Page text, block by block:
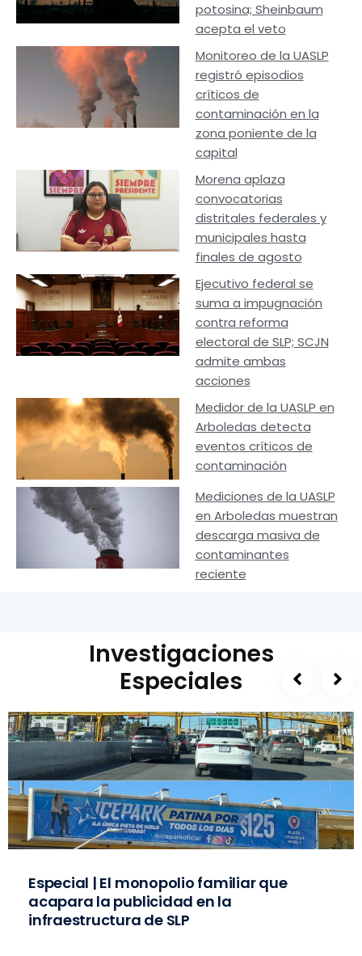
potosina; Sheinbaum
acepta el veto
Monitoreo de la UASLP
registró episodios
críticos de
contaminación en la
zona poniente de la
capital
Morena aplaza
convocatorias
distritales federales y
municipales hasta
finales de agosto
Ejecutivo federal se
suma a impugnación
contra reforma
electoral de SLP; SCJN
admite ambas
acciones
Medidor de la UASLP en
Arboledas detecta
eventos críticos de
contaminación
Mediciones de la UASLP
en Arboledas muestran
descarga masiva de
contaminantes
reciente
Investigaciones
Especiales
Especial | El monopolio familiar que
acapara la publicidad en la
infraestructura de SLP